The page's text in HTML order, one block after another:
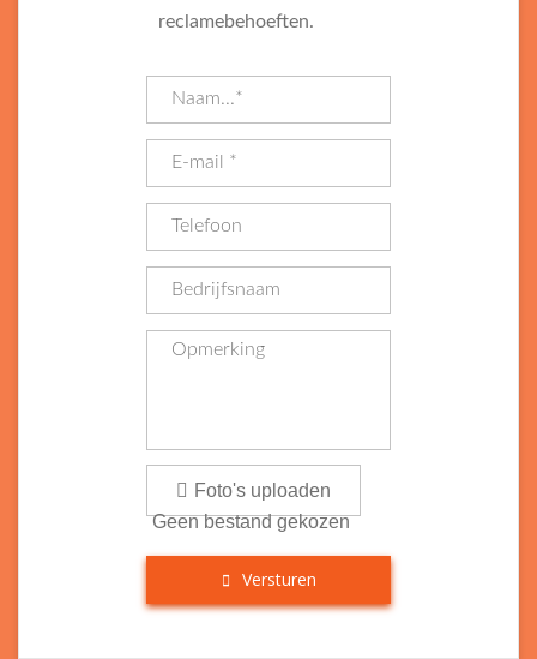
reclamebehoeften.
Foto's uploaden
Geen bestand gekozen
Versturen